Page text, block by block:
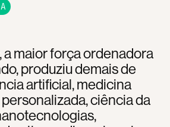
a maior força ordenadora
produziu demais de
artificial, medicina
ciência da